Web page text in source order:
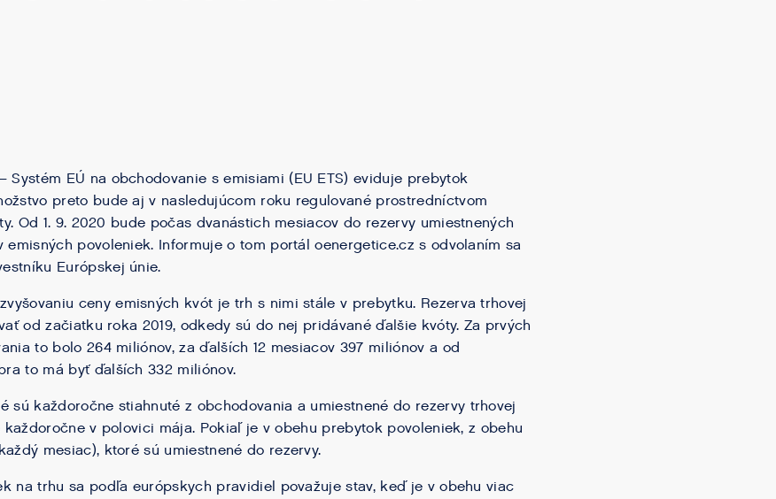
Systém EÚ na obchodovanie s emisiami (EU ETS) eviduje prebytok
preto bude aj v nasledujúcom roku regulované prostredníctvom
Od 1. 9. 2020 bude počas dvanástich mesiacov do rezervy umiestnených
emisných povoleniek. Informuje o tom portál oenergetice.cz s odvolaním sa
Európskej únie.
ceny emisných kvót je trh s nimi stále v prebytku. Rezerva trhovej
od začiatku roka 2019, odkedy sú do nej pridávané ďalšie kvóty. Za prvých
to bolo 264 miliónov, za ďalších 12 mesiacov 397 miliónov a od
to má byť ďalších 332 miliónov.
sú každoročne stiahnuté z obchodovania a umiestnené do rezervy trhovej
v polovici mája. Pokiaľ je v obehu prebytok povoleniek, z obehu
mesiac), ktoré sú umiestnené do rezervy.
na trhu sa podľa európskych pravidiel považuje stav, keď je v obehu viac